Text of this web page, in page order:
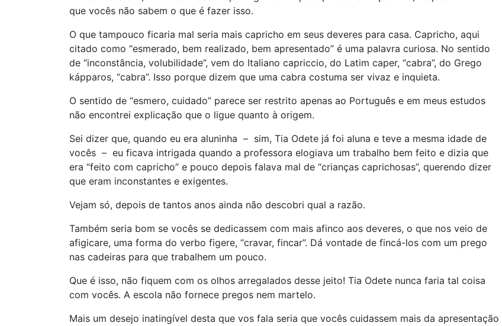
que vocês não sabem o que é fazer isso.
O que tampouco ficaria mal seria mais capricho em seus deveres para casa. Capricho, aqui
citado como “esmerado, bem realizado, bem apresentado” é uma palavra curiosa. No sentido
de “inconstância, volubilidade”, vem do Italiano capriccio, do Latim caper, “cabra”, do Grego
kápparos, “cabra”. Isso porque dizem que uma cabra costuma ser vivaz e inquieta.
O sentido de “esmero, cuidado” parece ser restrito apenas ao Português e em meus estudos
não encontrei explicação que o ligue quanto à origem.
Sei dizer que, quando eu era aluninha – sim, Tia Odete já foi aluna e teve a mesma idade de
vocês – eu ficava intrigada quando a professora elogiava um trabalho bem feito e dizia que
era “feito com capricho” e pouco depois falava mal de “crianças caprichosas”, querendo dizer
que eram inconstantes e exigentes.
Vejam só, depois de tantos anos ainda não descobri qual a razão.
Também seria bom se vocês se dedicassem com mais afinco aos deveres, o que nos veio de
afigicare, uma forma do verbo figere, “cravar, fincar”. Dá vontade de fincá-los com um prego
nas cadeiras para que trabalhem um pouco.
Que é isso, não fiquem com os olhos arregalados desse jeito! Tia Odete nunca faria tal coisa
com vocês. A escola não fornece pregos nem martelo.
Mais um desejo inatingível desta que vos fala seria que vocês cuidassem mais da apresentação